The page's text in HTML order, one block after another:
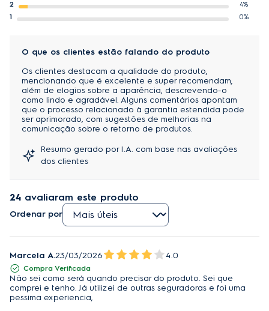
2
4%
1
0%
O que os clientes estão falando do produto
Os clientes destacam a qualidade do produto,
mencionando que é excelente e super recomendam,
além de elogios sobre a aparência, descrevendo-o
como lindo e agradável. Alguns comentários apontam
que o processo relacionado à garantia estendida pode
ser aprimorado, com sugestões de melhorias na
comunicação sobre o retorno de produtos.
Resumo gerado por I.A. com base nas avaliações
dos clientes
24 avaliaram este produto
Ordenar por
Marcela A.23/03/2026 4.0
Compra Verificada
Não sei como será quando precisar do produto. Sei que
comprei e tenho. Já utilizei de outras seguradoras e foi uma
pessima experiencia,